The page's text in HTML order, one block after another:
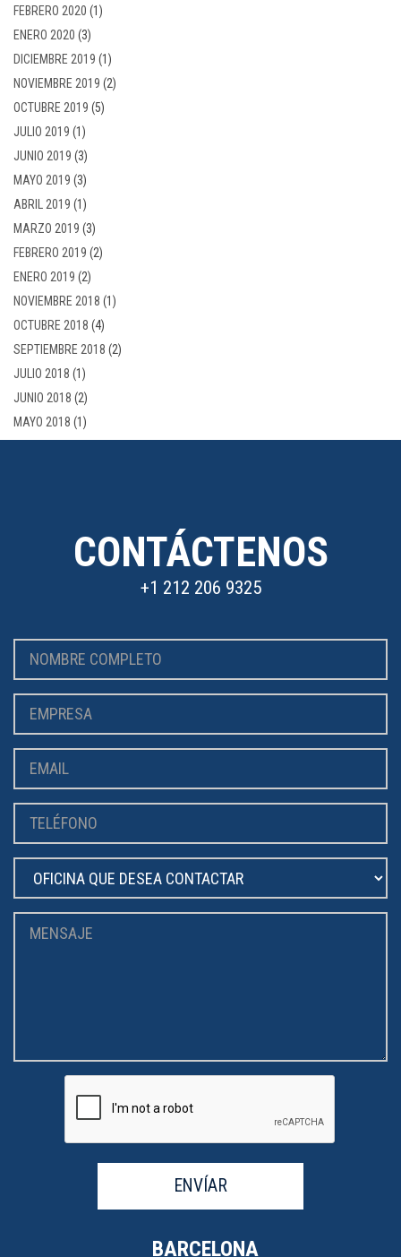
FEBRERO 2020 (1)
ENERO 2020 (3)
DICIEMBRE 2019 (1)
NOVIEMBRE 2019 (2)
OCTUBRE 2019 (5)
JULIO 2019 (1)
JUNIO 2019 (3)
MAYO 2019 (3)
ABRIL 2019 (1)
MARZO 2019 (3)
FEBRERO 2019 (2)
ENERO 2019 (2)
NOVIEMBRE 2018 (1)
OCTUBRE 2018 (4)
SEPTIEMBRE 2018 (2)
JULIO 2018 (1)
JUNIO 2018 (2)
MAYO 2018 (1)
CONTÁCTENOS
+1 212 206 9325
ENVÍAR
BARCELONA